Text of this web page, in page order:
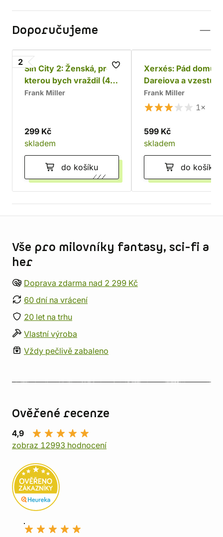
Doporučujeme
2
Sin City 2: Ženská, pro
kterou bych vraždil (4.
vydání)
Frank Miller
299 Kč
skladem
do košíku
Xerxés: Pád domu
Dareiova a vzestup
Alexandrův
Frank Miller
1×
599 Kč
skladem
do košíku
Vše pro milovníky fantasy, sci-fi a
her
Doprava zdarma nad 2 299 Kč
60 dní na vrácení
20 let na trhu
Vlastní výroba
Vždy pečlivě zabaleno
Ověřené recenze
4,9
zobraz 12993 hodnocení